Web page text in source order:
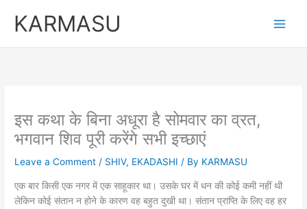
KARMASU
इस कथा के बिना अधूरा है सोमवार का व्रत,
भगवान शिव पूरी करेंगे सभी इच्छाएं
Leave a Comment / SHIV, EKADASHI / By KARMASU
एक बार किसी एक नगर में एक साहूकार था। उसके घर में धन की कोई कमी नहीं थी
लेकिन कोई संतान न होने के कारण वह बहुत दुखी था। संतान प्राप्ति के लिए वह हर